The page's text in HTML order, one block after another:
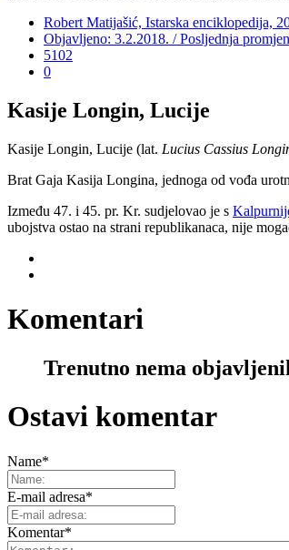
Robert Matijašić, Istarska enciklopedija,
Objavljeno: 3.2.2018. / Posljednja
5102
0
Kasije Longin, Lucije
Kasije Longin, Lucije (lat. Lucius Cassius
Brat Gaja Kasija Longina, jednoga od vođa
Između 47. i 45. pr. Kr. sudjelovao je s
ubojstva ostao na strani republikanaca, nije
Komentari
Trenutno nema
Ostavi komentar
Name*
E-mail adresa*
Komentar*